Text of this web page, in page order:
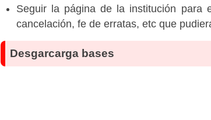
Seguir la página de la institución para
cancelación, fe de erratas, etc que
Desgarcarga bases